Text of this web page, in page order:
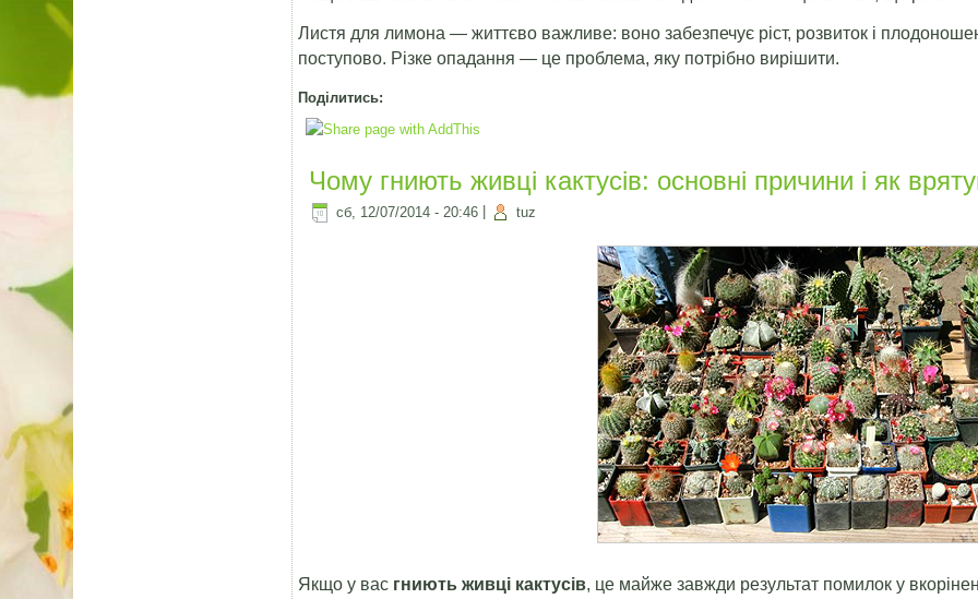
Листя для лимона — життєво важливе: воно забезпечує ріст, розвиток і
поступово. Різке опадання — це проблема, яку потрібно вирішити.
Поділитись:
Чому гниють живці кактусів: основні причини і як
сб, 12/07/2014 - 20:46 tuz
Якщо у вас гниють живці кактусів, це майже завжди результат помилок у